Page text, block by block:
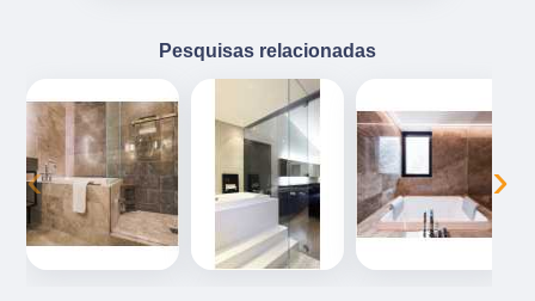
Pesquisas relacionadas
‹ ›